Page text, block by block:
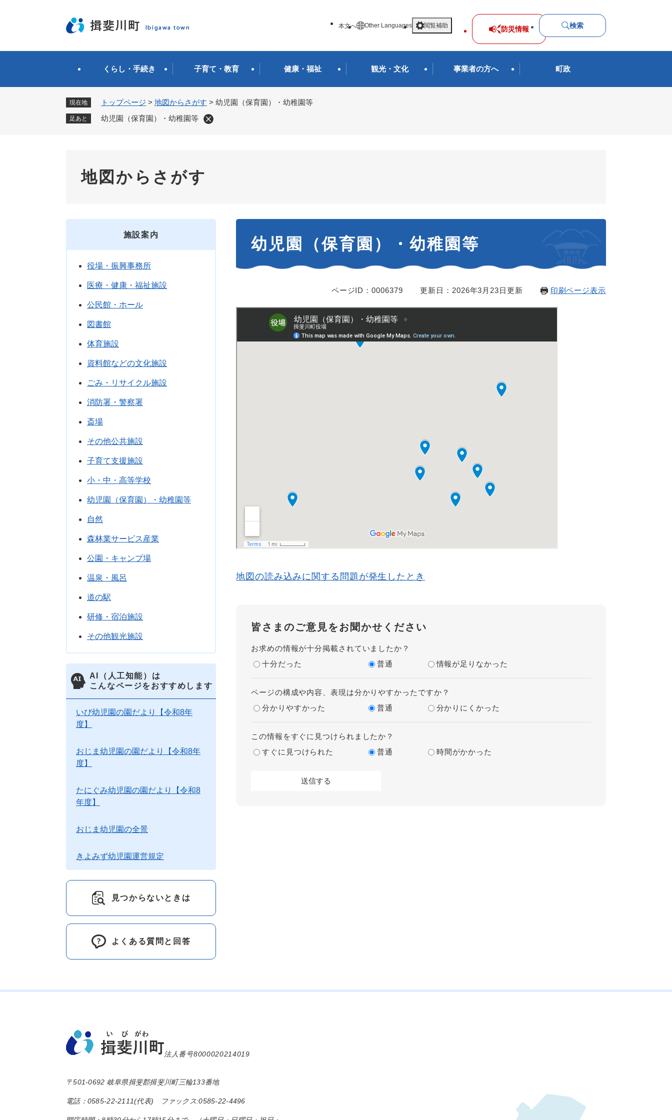
先
す
本文へ Other Languages 閲覧補助 防災情報 検索
くらし・手続き 子育て・教育 健康・福祉 観光・文化 事業者の方へ 町政
現在地 トップページ > 地図からさがす > 幼児園（保育園）・幼稚園等
足あと 幼児園（保育園）・幼稚園等
地図からさがす
幼児園（保育園）・幼稚園等
ページID：0006379 更新日：2026年3月23日更新 印刷ページ表示
地図の読み込みに関する問題が発生したとき
皆さまのご意見をお聞かせください
お求めの情報が十分掲載されていましたか？
十分だった
普通 情報が足りなかった
ページの構成や内容、表現は分かりやすかったですか？
分かりやすかった
普通 分かりにくかった
この情報をすぐに見つけられましたか？
すぐに見つけられた
普通 時間がかかった
施設案内
役場・振興事務所
医療・健康・福祉施設
公民館・ホール
図書館
体育施設
資料館などの文化施設
ごみ・リサイクル施設
消防署・警察署
斎場
その他公共施設
子育て支援施設
小・中・高等学校
幼児園（保育園）・幼稚園等
自然
森林業サービス産業
公園・キャンプ場
温泉・風呂
道の駅
研修・宿泊施設
その他観光施設
AI（人工知能）は
こんなページをおすすめします
いび幼児園の園だより【令和8年
度】
おじま幼児園の園だより【令和8年
度】
たにぐみ幼児園の園だより【令和8
年度】
おじま幼児園の全景
きよみず幼児園運営規定
見つからないときは
よくある質問と回答
法人番号8000020214019
〒501-0692 岐阜県揖斐郡揖斐川町三輪133番地
電話：0585-22-2111(代表) ファックス:0585-22-4496